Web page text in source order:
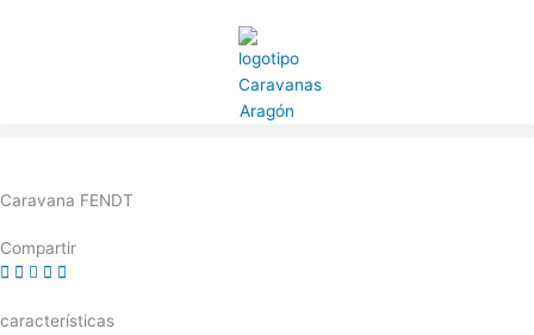
Caravana FENDT
Compartir
características